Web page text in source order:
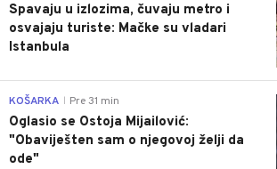
Spavaju u izlozima, čuvaju metro i
osvajaju turiste: Mačke su vladari
Istanbula
KOŠARKA Pre 31 min
Oglasio se Ostoja Mijailović:
"Obaviješten sam o njegovoj želji da
ode"